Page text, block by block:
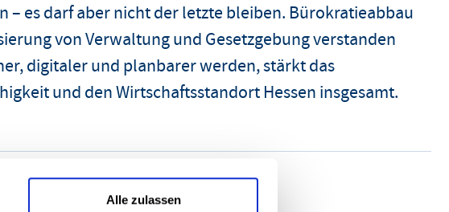
Alle zulassen
– es darf aber nicht der letzte bleiben. Bürokratieabbau
von Verwaltung und Gesetzgebung verstanden
digitaler und planbarer werden, stärkt das
und den Wirtschaftsstandort Hessen insgesamt.